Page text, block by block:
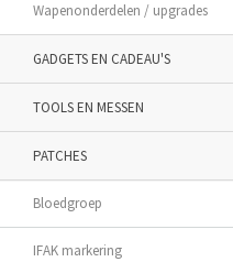
Wapenonderdelen / upgrades
GADGETS EN CADEAU'S
TOOLS EN MESSEN
PATCHES
Bloedgroep
IFAK markering